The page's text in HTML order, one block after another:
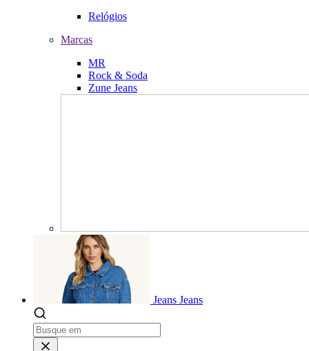
Relógios
Marcas
MR
Rock & Soda
Zune Jeans
Jeans Jeans